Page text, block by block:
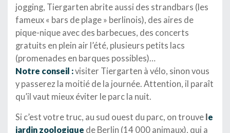
jogging, Tiergarten abrite aussi des strandbars (les
fameux « bars de plage » berlinois), des aires de
pique-nique avec des barbecues, des concerts
gratuits en plein air l’été, plusieurs petits lacs
(promenades en barques possibles)…
Notre conseil :visiter Tiergarten à vélo, sinon vous
y passerez la moitié de la journée. Attention, il paraît
qu’il vaut mieux éviter le parc la nuit.
Si c’est votre truc, au sud ouest du parc, on trouve le
jardin zoologique de Berlin (14 000 animaux), qui a